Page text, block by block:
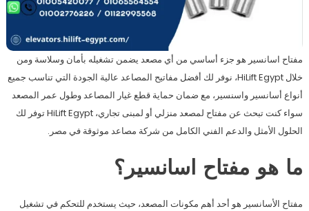
مفتاح اسانسير هو جزء أساسي من أي مصعد يضمن تشغيله بأمان وسلاسة ومن
خلال HiLift Egypt، نوفر لك أفضل مفاتيح المصاعد عالية الجودة التي تناسب جميع
أنواع أسانسير واسنسير، مع ضمان حماية قطع غيار المصاعد وطول عمر المصعد
سواء كنت تبحث عن مفتاح لمصعد منزلي أو لمبنى تجاري، HiLift Egypt توفر لك
الحلول الأمثل والدعم الفني الكامل من شركة مصاعد موثوقة في مصر.
ما هو مفتاح اسانسير؟
مفتاح الأسانسير هو أحد أهم مكونات المصعد، حيث يستخدم للتحكم في تشغيل